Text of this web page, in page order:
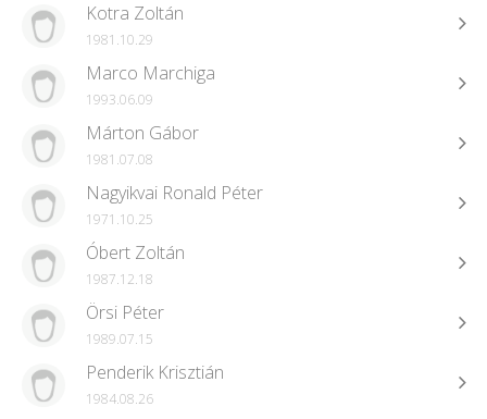
Kotra Zoltán
1981.10.29
Marco Marchiga
1993.06.09
Márton Gábor
1981.07.08
Nagyikvai Ronald Péter
1971.10.25
Óbert Zoltán
1987.12.18
Örsi Péter
1989.07.15
Penderik Krisztián
1984.08.26